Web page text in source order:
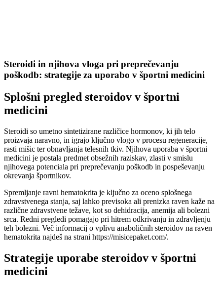
Steroidi in njihova vloga pri preprečevanju
poškodb: strategije za uporabo v športni medicini
Splošni pregled steroidov v športni
medicini
Steroidi so umetno sintetizirane različice hormonov, ki jih telo
proizvaja naravno, in igrajo ključno vlogo v procesu regeneracije,
rasti mišic ter obnavljanja telesnih tkiv. Njihova uporaba v športni
medicini je postala predmet obsežnih raziskav, zlasti v smislu
njihovega potenciala pri preprečevanju poškodb in pospeševanju
okrevanja športnikov.
Spremljanje ravni hematokrita je ključno za oceno splošnega
zdravstvenega stanja, saj lahko previsoka ali prenizka raven kaže na
različne zdravstvene težave, kot so dehidracija, anemija ali bolezni
srca. Redni pregledi pomagajo pri hitrem odkrivanju in zdravljenju
teh bolezni. Več informacij o vplivu anaboličnih steroidov na raven
hematokrita najdeš na strani https://misicepaket.com/.
Strategije uporabe steroidov v športni
medicini